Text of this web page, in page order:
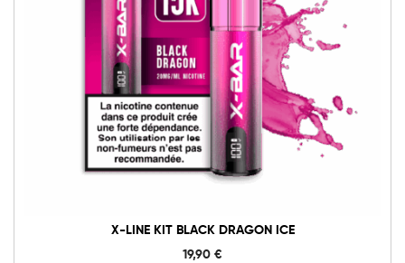
X-LINE KIT BLACK DRAGON ICE
19,90 €